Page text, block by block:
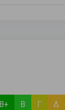
Β+ Β Γ Δ